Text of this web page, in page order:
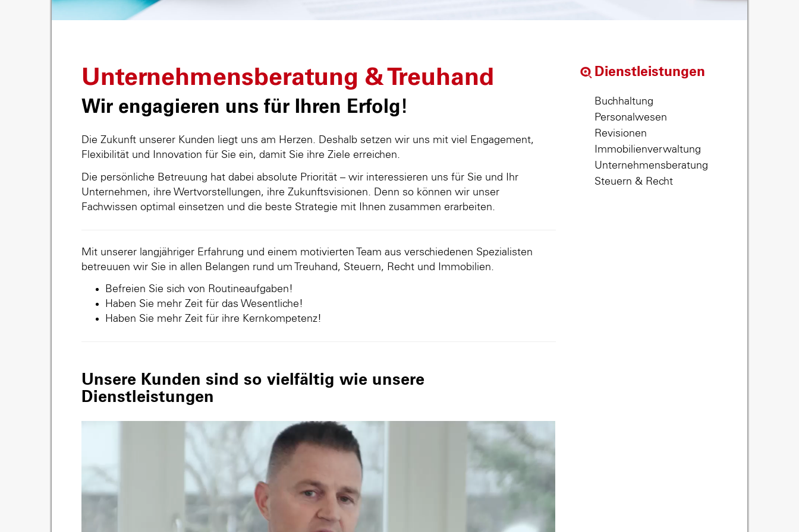
Unternehmensberatung & Treuhand
Wir engagieren uns für Ihren Erfolg!
Die Zukunft unserer Kunden liegt uns am Herzen. Deshalb setzen wir uns mit viel Engagement,
Flexibilität und Innovation für Sie ein, damit Sie ihre Ziele erreichen.
Die persönliche Betreuung hat dabei absolute Priorität – wir interessieren uns für Sie und Ihr
Unternehmen, ihre Wertvorstellungen, ihre Zukunftsvisionen. Denn so können wir unser
Fachwissen optimal einsetzen und die beste Strategie mit Ihnen zusammen erarbeiten.
Mit unserer langjähriger Erfahrung und einem motivierten Team aus verschiedenen Spezialisten
betreuuen wir Sie in allen Belangen rund um Treuhand, Steuern, Recht und Immobilien.
Befreien Sie sich von Routineaufgaben!
Haben Sie mehr Zeit für das Wesentliche!
Haben Sie mehr Zeit für ihre Kernkompetenz!
Unsere Kunden sind so vielfältig wie unsere
Dienstleistungen
Dienstleistungen
Buchhaltung
Personalwesen
Revisionen
Immobilienverwaltung
Unternehmensberatung
Steuern & Recht